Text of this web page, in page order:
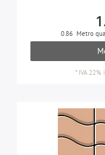
0.86 Metro
* IVA 22%